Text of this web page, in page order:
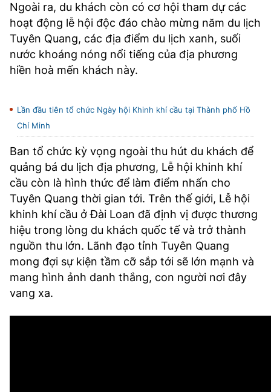
Ngoài ra, du khách còn có cơ hội tham dự các
hoạt động lễ hội độc đáo chào mừng năm du lịch
Tuyên Quang, các địa điểm du lịch xanh, suối
nước khoáng nóng nổi tiếng của địa phương
hiền hoà mến khách này.
Lần đầu tiên tổ chức Ngày hội Khinh khí cầu tại Thành phố Hồ
Chí Minh
Ban tổ chức kỳ vọng ngoài thu hút du khách để
quảng bá du lịch địa phương, Lễ hội khinh khí
cầu còn là hình thức để làm điểm nhấn cho
Tuyên Quang thời gian tới. Trên thế giới, Lễ hội
khinh khí cầu ở Đài Loan đã định vị được thương
hiệu trong lòng du khách quốc tế và trở thành
nguồn thu lớn. Lãnh đạo tỉnh Tuyên Quang
mong đợi sự kiện tầm cỡ sắp tới sẽ lớn mạnh và
mang hình ảnh danh thắng, con người nơi đây
vang xa.